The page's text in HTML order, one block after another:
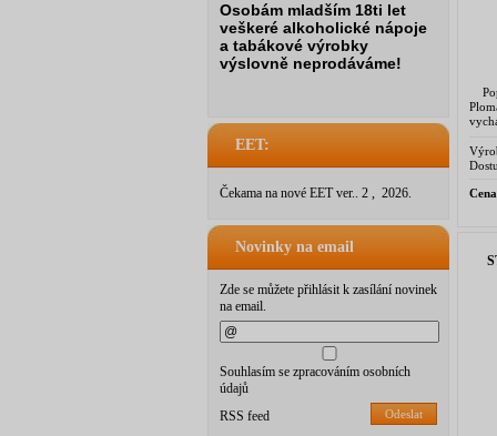
Osobám mladším 18ti let
veškeré alkoholické nápoje
a tabákové výrobky
výslovně neprodáváme!
EET:
Čekama na nové EET ver.. 2 , 2026.
Novinky na email
Zde se můžete přihlásit k zasílání novinek
na email.
Souhlasím se zpracováním osobních
údajů
Odeslat
RSS feed